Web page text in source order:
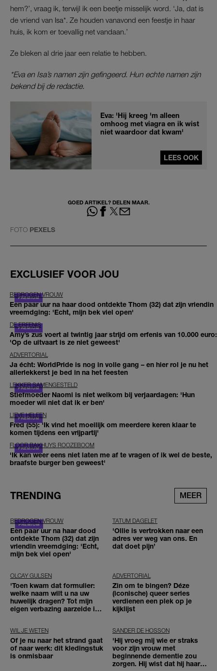
hem?’, vraag ik, terwijl ik een beetje misselijk word. ‘Ja, dat is
de vriend van Isa*. Ze houden vanavond een feestje in haar
huis, ik kom er toevallig net vandaan.’
Ze bleken al drie jaar een relatie te hebben.
*Eva en Isa’s namen zijn gefingeerd. Hun echte namen zijn
bekend bij de redactie.
Eva: 'Hij kreeg 'm alleen
omhoog met viagra en ik wist
niet waardoor dat kwam'
LEES OOK
GOED ARTIKEL? DELEN MAAR.
FOTO PEXELS
EXCLUSIEF VOOR JOU
BEDROGEN VROUW
Een paar uur na haar dood ontdekte Thom (32) dat zijn vriendin
vreemdging: 'Echt, mijn bek viel open'
DE ERFENIS
Amy’s zus voert al twintig jaar strijd om erfenis van 10.000 euro:
'Op de uitvaart is ze niet geweest'
ADVERTORIAL
Ja écht: WorldPride is nog in volle gang – en hier rol je nu het
allerlekkerst je bed in na het feesten
LEKKER SAMENGESTELD
Stiefmoeder Naomi is niet welkom bij verjaardagen: 'Hun
moeder wil niet dat ik er ben'
LIEVE HELEEN
Fred (55): 'Ik vind het moeilijk om meerdere keren klaar te
komen tijdens een vrijpartij'
FLOOR BAKHUYS ROOZEBOOM
'Ik kan weer eens niet laten me af te vragen of ik wel de beste,
braafste burger ben geweest'
TRENDING MEER
BEDROGEN VROUW
Een paar uur na haar dood
ontdekte Thom (32) dat zijn
vriendin vreemdging: 'Echt,
mijn bek viel open'
TATUM DAGELET
'Ollie is vertrokken naar een
adres ver weg van ons. En
dat doet pijn’
OLCAY GULSEN
'Toen kwam dat formulier:
welke naam wilt u na uw
huwelijk dragen? Tot mijn
eigen verbazing aarzelde ik
ADVERTORIAL
Zin om te bingen? Déze
(iconische) queer series
verdienen een plek op je
kijklijst
WIL JE WETEN
Of je nu naar het strand gaat
of naar werk: dit kledingstuk
is onmisbaar
SANDER DE HOSSON
'Hij vroeg mij wie er straks
voor zijn vrouw met
beginnende dementie zou
zorgen. Hij wist dat hij haar